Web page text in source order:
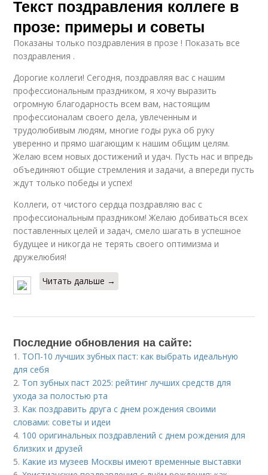
Текст поздравления коллеге в
прозе: примеры и советы
Показаны только поздравления в прозе ! Показать все
поздравления .
Дорогие коллеги! Сегодня, поздравляя вас с нашим
профессиональным праздником, я хочу выразить
огромную благодарность всем вам, настоящим
профессионалам своего дела, увлеченным и
трудолюбивым людям, многие годы рука об руку
уверенно и прямо шагающим к нашим общим целям.
Желаю всем новых достижений и удач. Пусть нас и впредь
объединяют общие стремления и задачи, а впереди пусть
ждут только победы и успех!
Коллеги, от чистого сердца поздравляю вас с
профессиональным праздником! Желаю добиваться всех
поставленных целей и задач, смело шагать в успешное
будущее и никогда не терять своего оптимизма и
дружелюбия!
Читать дальше →
Последние обновления на сайте:
1. ТОП-10 лучших зубных паст: как выбрать идеальную
для себя
2. Топ зубных паст 2025: рейтинг лучших средств для
ухода за полостью рта
3. Как поздравить друга с днем рождения своими
словами: советы и идеи
4. 100 оригинальных поздравлений с днем рождения для
близких и друзей
5. Какие из музеев Москвы имеют временные выставки